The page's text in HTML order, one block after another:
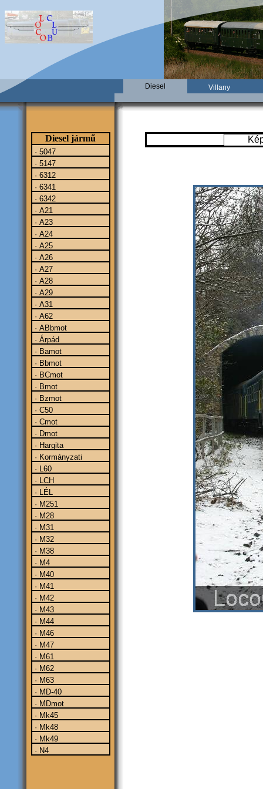
Diesel Villany
Diesel jármű
· 5047
· 5147
· 6312
· 6341
· 6342
· A21
· A23
· A24
· A25
· A26
· A27
· A28
· A29
· A31
· A62
· ABbmot
· Árpád
· Bamot
· Bbmot
· BCmot
· Bmot
· Bzmot
· C50
· Cmot
· Dmot
· Hargita
· Kormányzati
· L60
· LCH
· LÉL
· M251
· M28
· M31
· M32
· M38
· M4
· M40
· M41
· M42
· M43
· M44
· M46
· M47
· M61
· M62
· M63
· MD-40
· MDmot
· Mk45
· Mk48
· Mk49
· N4